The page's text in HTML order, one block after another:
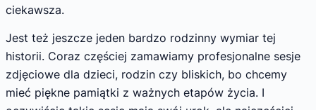
ciekawsza.
Jest też jeszcze jeden bardzo rodzinny wymiar tej
historii. Coraz częściej zamawiamy profesjonalne sesje
zdjęciowe dla dzieci, rodzin czy bliskich, bo chcemy
mieć piękne pamiątki z ważnych etapów życia. I